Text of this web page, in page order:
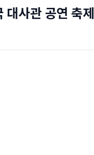
사관 공연 축제